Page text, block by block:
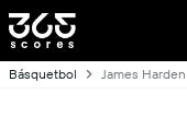
Básquetbol James Harden